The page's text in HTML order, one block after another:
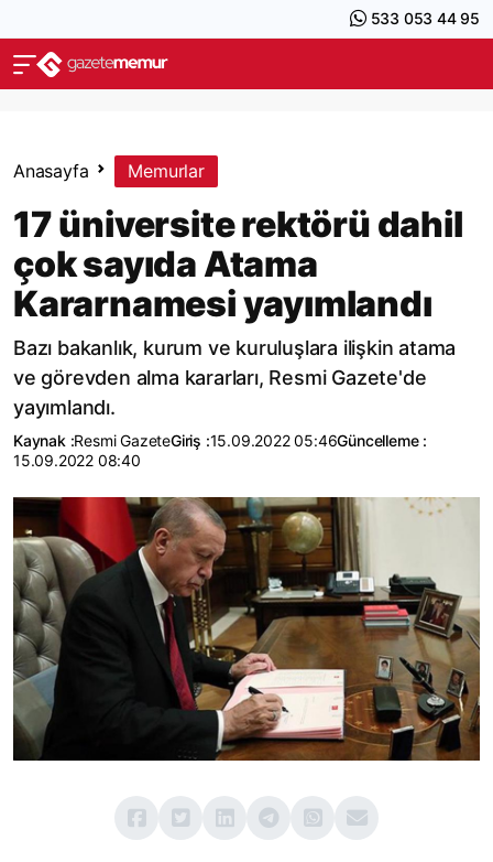
533 053 44 95
Anasayfa Memurlar
17 üniversite rektörü dahil
çok sayıda Atama
Kararnamesi yayımlandı
Bazı bakanlık, kurum ve kuruluşlara ilişkin atama
ve görevden alma kararları, Resmi Gazete'de
yayımlandı.
Kaynak :Resmi GazeteGiriş :15.09.2022 05:46Güncelleme :
15.09.2022 08:40